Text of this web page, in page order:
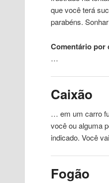
que você terá
parabéns.
Comentário por
…
Caixão
… em um carro
você ou alguma
indicado. Você
Fogão